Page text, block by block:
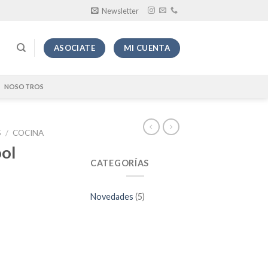
Newsletter
ASOCIATE MI CUENTA
NOSOTROS
/ COCINA
CATEGORÍAS
Novedades (5)